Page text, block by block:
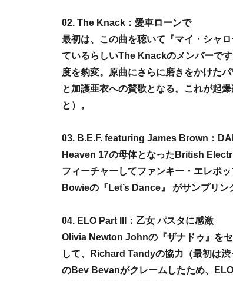
02. The Knack：愛車ローンで
最初は、この曲を聴いて『マイ・シャ
ているらしいThe Knackのメンバーで
度を豹変。原曲にさらに磨きをかけた
と加護亜衣への賛歌となる。これが起
と）。
03. B.E.F. featuring James Brown：
Heaven 17の母体となったBritish
フィーチャーしてファンキー・エレポ
Bowieの『Let’s Dance』 がサンプリン
04. ELO Part III：乙女 パスタに感激
Olivia Newton Johnの『ザナドゥ』を
して、Richard Tandyの協力（最初は
のBev Bevanがクレームしたため、